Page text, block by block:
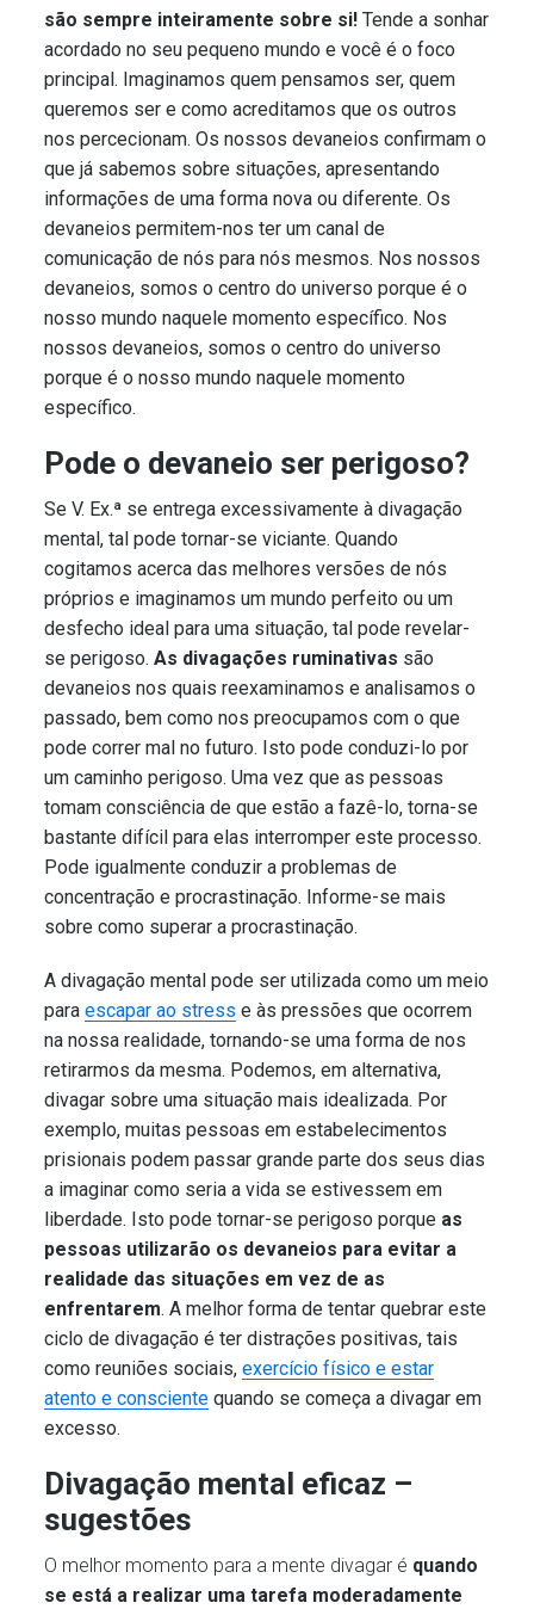
são sempre inteiramente sobre si! Tende a sonhar
acordado no seu pequeno mundo e você é o foco
principal. Imaginamos quem pensamos ser, quem
queremos ser e como acreditamos que os outros
nos percecionam. Os nossos devaneios confirmam o
que já sabemos sobre situações, apresentando
informações de uma forma nova ou diferente. Os
devaneiospermitem-nos ter um canal de
comunicação de nós para nós mesmos. Nos nossos
devaneios, somos o centro do universo porque é o
nosso mundo naquele momento específico. Nos
nossos devaneios, somos o centro do universo
porque é o nosso mundo naquele momento
específico.
Pode o devaneio ser perigoso?
Se V. Ex.ª se entrega excessivamente à divagação
mental, tal pode tornar-se viciante. Quando
cogitamos acerca das melhores versões de nós
próprios e imaginamos um mundo perfeito ou um
desfecho ideal para uma situação, tal pode revelar-
se perigoso.As divagações ruminativas são
devaneios nos quais reexaminamos e analisamos o
passado, bem como nos preocupamos com o que
pode correr mal no futuro. Isto pode conduzi-lo por
um caminho perigoso. Uma vez que as pessoas
tomam consciência de que estão a fazê-lo, torna-se
bastante difícil para elas interromper este processo.
Pode igualmente conduzir a problemas de
concentração e procrastinação. Informe-se mais
sobre como superar a procrastinação.
A divagação mental pode ser utilizada como um meio
paraescapar ao stress e às pressões que ocorrem
na nossa realidade, tornando-se uma forma de nos
retirarmos da mesma. Podemos, em alternativa,
divagar sobre uma situação mais idealizada. Por
exemplo, muitas pessoas em estabelecimentos
prisionais podem passar grande parte dos seus dias
a imaginar como seria a vida se estivessem em
liberdade. Isto pode tornar-se perigoso porque as
pessoas utilizarão os devaneios para evitar a
realidade das situações em vez de as
enfrentarem. A melhor forma de tentar quebrar este
ciclo de divagação é ter distrações positivas, tais
como reuniões sociais,exercício físico e estar
atento e consciente quando se começa a divagar em
excesso.
Divagação mental eficaz –
sugestões
O melhor momento para a mente divagar é quando
se está a realizar uma tarefa moderadamente